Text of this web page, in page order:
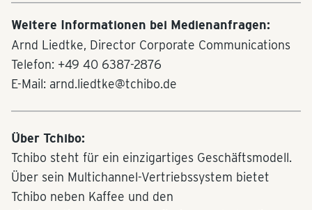
Weitere Informationen bei Medienanfragen:
Arnd Liedtke, Director Corporate Communications
Telefon: +49 40 6387-2876
E-Mail: arnd.liedtke@tchibo.de
Über Tchibo:
Tchibo steht für ein einzigartiges Geschäftsmodell.
Über sein Multichannel-Vertriebssystem bietet
Tchibo neben Kaffee und den